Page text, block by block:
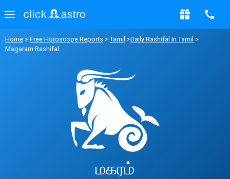
Home > Free Horoscope Reports > Tamil >Daily Rashifal In Tamil >
Magaram Rashifal
மகரம்